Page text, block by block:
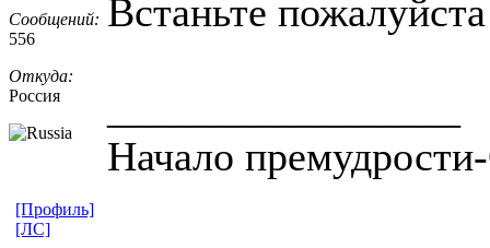
Сообщений:
556
Откуда:
Россия
Встаньте
Начало
[Профиль]
[ЛС]